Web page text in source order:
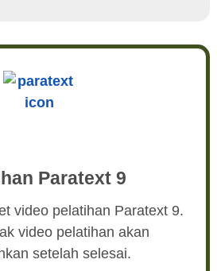
Paratext 9
video pelatihan Paratext 9.
video pelatihan akan
setelah selesai.